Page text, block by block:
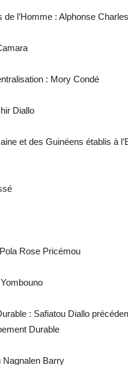
l’Homme : Alphonse
: Mory Condé
Diallo
et des Guinéens établis à
Rose Pricémou
: Safiatou Diallo
Durable
Nagnalen Barry